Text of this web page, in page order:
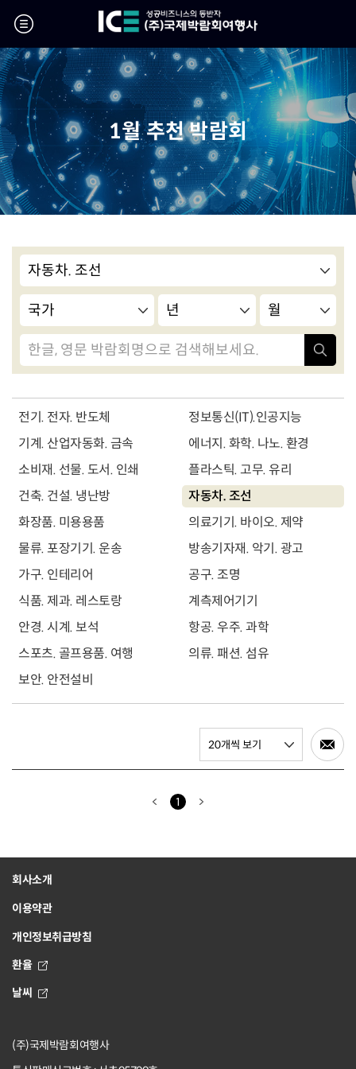
1월 추천 박람회
전기. 전자. 반도체
정보통신(IT).인공지능
기계. 산업자동화. 금속
에너지. 화학. 나노. 환경
소비재. 선물. 도서. 인쇄
플라스틱. 고무. 유리
건축. 건설. 냉난방
자동차. 조선
화장품. 미용용품
의료기기. 바이오. 제약
물류. 포장기기. 운송
방송기자재. 악기. 광고
가구. 인테리어
공구. 조명
식품. 제과. 레스토랑
계측제어기기
안경. 시계. 보석
항공. 우주. 과학
스포츠. 골프용품. 여행
의류. 패션. 섬유
보안. 안전설비
1
회사소개
이용약관
개인정보취급방침
환율
날씨
(주)국제박람회여행사